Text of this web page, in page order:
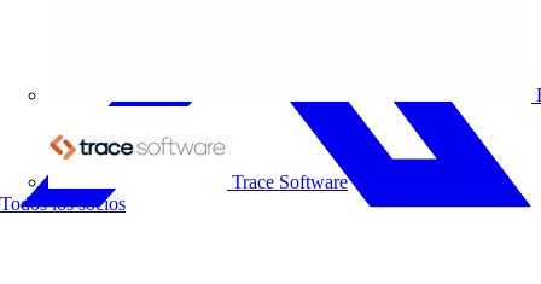
Trace Software
Todos los socios